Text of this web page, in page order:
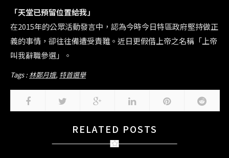
「天堂已預留位置給我」
在2015年的公眾活動發言中，認為今時今日特區政府堅持做正
義的事情，卻往往備遭受責難。近日更假借上帝之名稱「上帝
叫我辭職參選」。
Tags :林鄭月娥, 特首選舉
RELATED POSTS